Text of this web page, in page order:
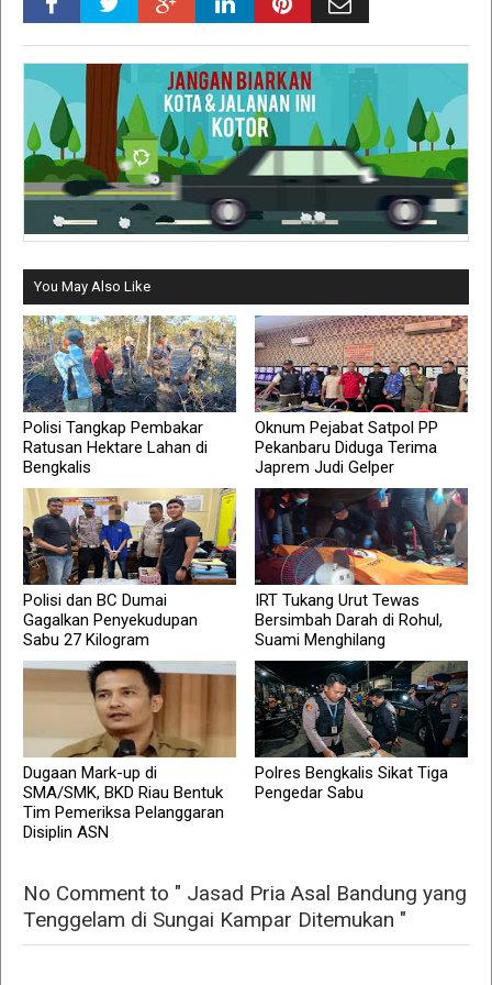
You May Also Like
Polisi Tangkap Pembakar
Ratusan Hektare Lahan di
Bengkalis
Oknum Pejabat Satpol PP
Pekanbaru Diduga Terima
Japrem Judi Gelper
Polisi dan BC Dumai
Gagalkan Penyekudupan
Sabu 27 Kilogram
IRT Tukang Urut Tewas
Bersimbah Darah di Rohul,
Suami Menghilang
Dugaan Mark-up di
SMA/SMK, BKD Riau Bentuk
Tim Pemeriksa Pelanggaran
Disiplin ASN
Polres Bengkalis Sikat Tiga
Pengedar Sabu
No Comment to " Jasad Pria Asal Bandung yang
Tenggelam di Sungai Kampar Ditemukan "